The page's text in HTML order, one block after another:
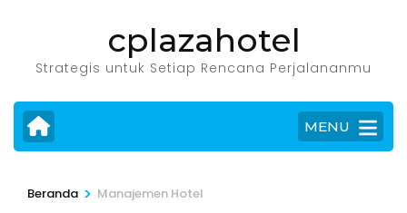
konten
Enter)
cplazahotel
Strategis untuk Setiap Rencana Perjalananmu
MENU
Beranda > Manajemen Hotel